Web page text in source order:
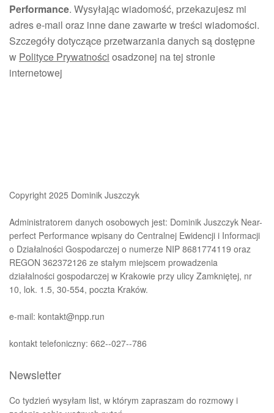
Performance. Wysyłając wiadomość, przekazujesz mi
adres e-mail oraz inne dane zawarte w treści wiadomości.
Szczegóły dotyczące przetwarzania danych są dostępne
w Polityce Prywatności osadzonej na tej stronie
internetowej
Copyright 2025 Dominik Juszczyk
Administratorem danych osobowych jest: Dominik Juszczyk Near-
perfect Performance wpisany do Centralnej Ewidencji i Informacji
o Działalności Gospodarczej o numerze NIP 8681774119 oraz
REGON 362372126 ze stałym miejscem prowadzenia
działalności gospodarczej w Krakowie przy ulicy Zamkniętej, nr
10, lok. 1.5, 30-554, poczta Kraków.
e-mail: kontakt@npp.run
kontakt telefoniczny: 662--027--786
Newsletter
Co tydzień wysyłam list, w którym zapraszam do rozmowy i